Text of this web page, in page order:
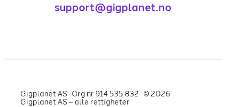
support@gigplanet.no
Gigplanet AS · Org.nr 914 535 832 · © 2026
Gigplanet AS – alle rettigheter